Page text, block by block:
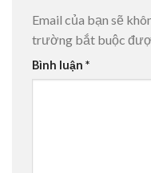
Email của bạn sẽ
trường bắt buộc
Bình luận *